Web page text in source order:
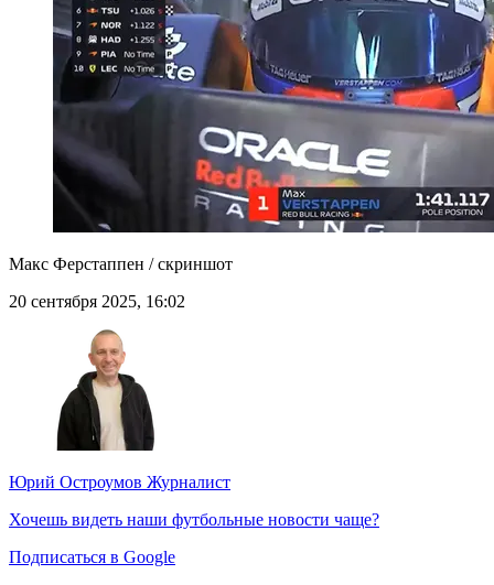
Макс Ферстаппен / скриншот
20 сентября 2025, 16:02
Юрий Остроумов Журналист
Хочешь видеть наши футбольные новости чаще?
Подписаться в Google